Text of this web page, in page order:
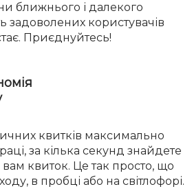
ближнього і далекого
задоволених користувачів
Приєднуйтесь!
квитків максимально
за кілька секунд знайдете
вам квиток. Це так просто, що
в пробці або на світлофорі.